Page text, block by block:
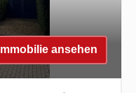
Immobilie ansehen